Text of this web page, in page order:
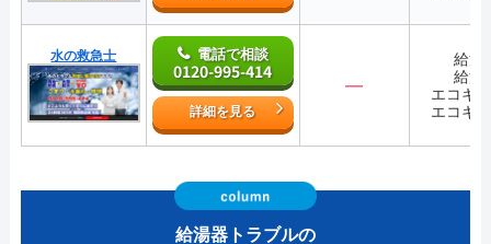
水の救急士 電話で相談
0120-995-414
詳細を見る
―
給湯
給湯
エコキ
エコキ
給湯器トラブルの